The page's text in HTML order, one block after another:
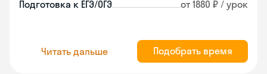
Подготовка к ЕГЭ/ОГЭ от 1880 ₽ / урок
Читать дальше Подобрать время